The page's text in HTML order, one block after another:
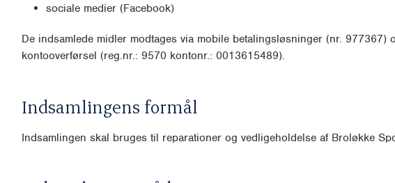
sociale medier (Facebook)
De indsamlede midler modtages via mobile betalingsløsninger (nr. 977367)
kontooverførsel (reg.nr.: 9570 kontonr.: 0013615489).
Indsamlingens formål
Indsamlingen skal bruges til reparationer og vedligeholdelse af Broløkke